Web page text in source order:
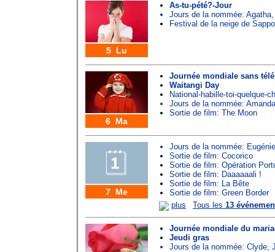
5 Lu
As-tu-pété?-Jour
Jours de la nommée: Agatha,
Festival de la neige de
6 Ma
Journée mondiale sans
Waitangi Day
National-habille-toi-quelque-
Jours de la nommée: Amanda
Sortie de film: The Moon
7 Me
Jours de la nommée: Eugénie
Sortie de film: Cocorico
Sortie de film: Opération
Sortie de film: Daaaaaali !
Sortie de film: La Bête
Sortie de film: Green Border
plus
Tous les 13
Journée mondiale du
Jeudi gras
Jours de la nommée: Clyde